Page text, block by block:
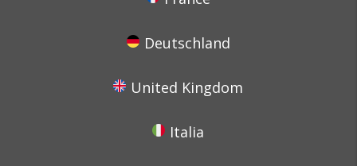
Deutschland
United Kingdom
Italia